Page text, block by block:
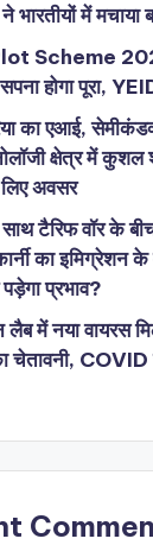
भारतीयों में मचाया
Scheme
होगा पूरा,
का एआई,
क्षेत्र में कुशल
अवसर
टैरिफ वॉर के
का इमिग्रेशन
पड़ेगा प्रभाव?
लैब में नया वायरस
चेतावनी, COVID